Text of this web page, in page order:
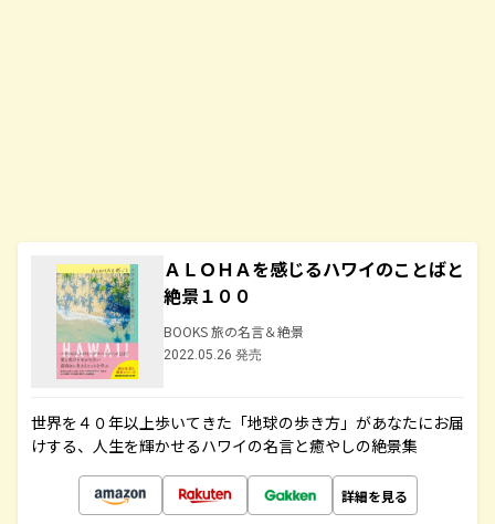
ＡＬＯＨＡを感じるハワイのことばと
絶景１００
BOOKS 旅の名言＆絶景
2022.05.26 発売
世界を４０年以上歩いてきた「地球の歩き方」があなたにお届
けする、人生を輝かせるハワイの名言と癒やしの絶景集
詳細を見る